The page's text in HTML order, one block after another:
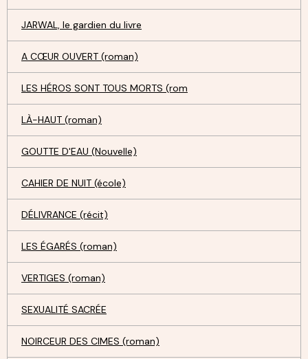
JARWAL, le gardien du livre
A CŒUR OUVERT (roman)
LES HÉROS SONT TOUS MORTS (rom
LÀ-HAUT (roman)
GOUTTE D'EAU (Nouvelle)
CAHIER DE NUIT (école)
DÉLIVRANCE (récit)
LES ÉGARÉS (roman)
VERTIGES (roman)
SEXUALITÉ SACRÉE
NOIRCEUR DES CIMES (roman)